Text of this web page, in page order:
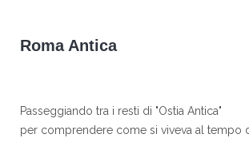
Roma Antica
Passeggiando tra i resti di "Ostia Antica"
per comprendere come si viveva al tempo